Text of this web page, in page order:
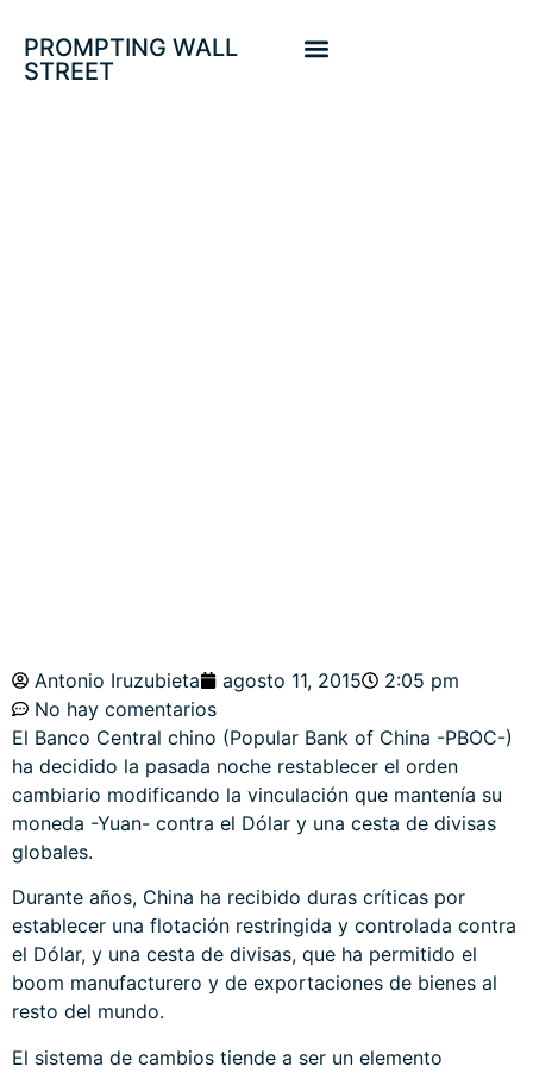
PROMPTING WALL
STREET
Antonio Iruzubieta agosto 11, 2015
2:05 pm
No hay comentarios
El Banco Central chino (Popular Bank of China -PBOC-)
ha decidido la pasada noche restablecer el orden
cambiario modificando la vinculación que mantenía su
moneda -Yuan- contra el Dólar y una cesta de divisas
globales.
Durante años, China ha recibido duras críticas por
establecer una flotación restringida y controlada contra
el Dólar, y una cesta de divisas, que ha permitido el
boom manufacturero y de exportaciones de bienes al
resto del mundo.
El sistema de cambios tiende a ser un elemento